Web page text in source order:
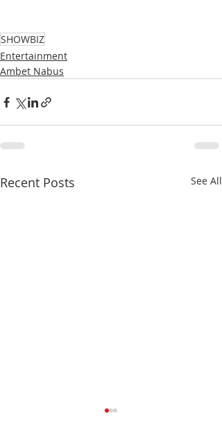
SHOWBIZ
Entertainment
Ambet Nabus
Recent Posts See All